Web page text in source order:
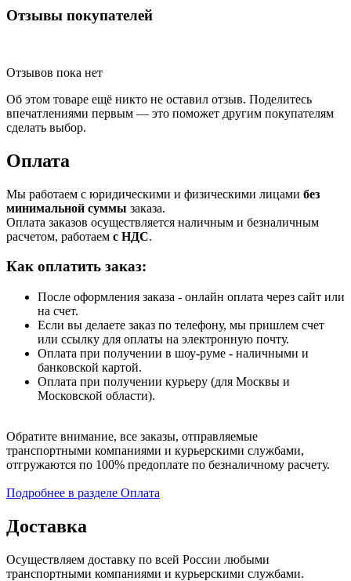
Отзывы покупателей
Отзывов пока нет
Об этом товаре ещё никто не оставил отзыв. Поделитесь
впечатлениями первым — это поможет другим покупателям
сделать выбор.
Оплата
Мы работаем с юридическими и физическими лицами без
минимальной суммы заказа.
Оплата заказов осуществляется наличным и безналичным
расчетом, работаем с НДС.
Как оплатить заказ:
После оформления заказа - онлайн оплата через сайт или
на счет.
Если вы делаете заказ по телефону, мы пришлем счет
или ссылку для оплаты на электронную почту.
Оплата при получении в шоу-руме - наличными и
банковской картой.
Оплата при получении курьеру (для Москвы и
Московской области).
Обратите внимание, все заказы, отправляемые
транспортными компаниями и курьерскими службами,
отгружаются по 100% предоплате по безналичному расчету.
Подробнее в разделе Оплата
Доставка
Осуществляем доставку по всей России любыми
транспортными компаниями и курьерскими службами.